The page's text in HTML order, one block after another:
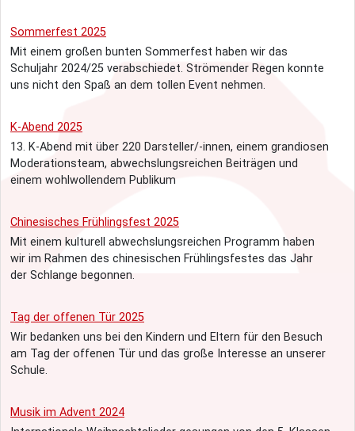
Sommerfest 2025
Mit einem großen bunten Sommerfest haben wir das
Schuljahr 2024/25 verabschiedet. Strömender Regen konnte
uns nicht den Spaß an dem tollen Event nehmen.
K-Abend 2025
13. K-Abend mit über 220 Darsteller/-innen, einem grandiosen
Moderationsteam, abwechslungsreichen Beiträgen und
einem wohlwollendem Publikum
Chinesisches Frühlingsfest 2025
Mit einem kulturell abwechslungsreichen Programm haben
wir im Rahmen des chinesischen Frühlingsfestes das Jahr
der Schlange begonnen.
Tag der offenen Tür 2025
Wir bedanken uns bei den Kindern und Eltern für den Besuch
am Tag der offenen Tür und das große Interesse an unserer
Schule.
Musik im Advent 2024